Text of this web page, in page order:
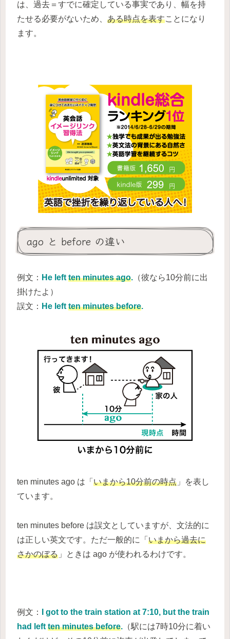
は、過去＝すでに確定している事実であり、幅を持
たせる必要がないため、 ある時点を表すことになり
ます。
ago と before の違い
例文： He left ten minutes ago. （彼なら10分前に出
掛けたよ）
誤文： He left ten minutes before.
ten minutes ago は「 いまから10分前の時点 」を表し
ています。
ten minutes before は誤文としていますが、文法的に
は正しい英文です。ただ一般的に「 いまから過去に
さかのぼる 」ときは ago が使われるわけです。
例文：
I got to the train station at 7:10, but the train
had left ten minutes before. （駅には7時10分に着い